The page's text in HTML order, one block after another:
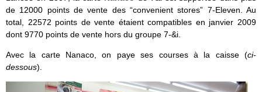
de 12000 points de vente des “convenient stores” 7-Eleven. Au
total, 22572 points de vente étaient compatibles en janvier 2009
dont 9770 points de vente hors du groupe 7-&i.
Avec la carte Nanaco, on paye ses courses à la caisse (ci-
dessous).